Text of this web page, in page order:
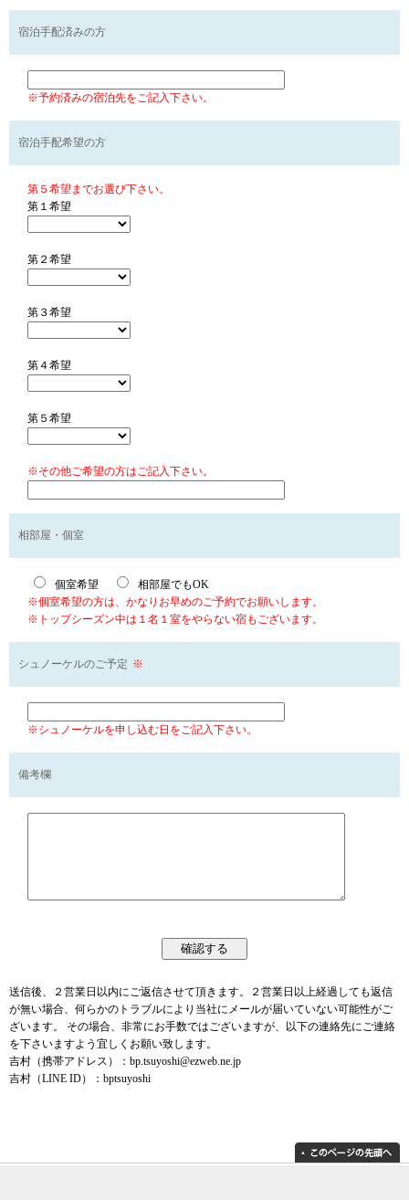
宿泊手配済みの方
※予約済みの宿泊先をご記入下さい。
宿泊手配希望の方
第５希望までお選び下さい。
第１希望
第２希望
第３希望
第４希望
第５希望
※その他ご希望の方はご記入下さい。
相部屋・個室
個室希望
相部屋でもOK
※個室希望の方は、かなりお早めのご予約でお願いします。
※トップシーズン中は１名１室をやらない宿もございます。
シュノーケルのご予定 ※
※シュノーケルを申し込む日をご記入下さい。
備考欄
送信後、２営業日以内にご返信させて頂きます。２営業日以上経過しても返信
が無い場合、何らかのトラブルにより当社にメールが届いていない可能性がご
ざいます。 その場合、非常にお手数ではございますが、以下の連絡先にご連絡
を下さいますよう宜しくお願い致します。
吉村（携帯アドレス）：bp.tsuyoshi@ezweb.ne.jp
吉村（LINE ID）：bptsuyoshi